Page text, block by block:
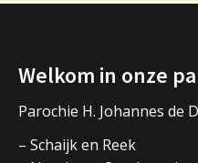
Welkom in onze
Parochie H. Johannes de
– Schaijk en Reek